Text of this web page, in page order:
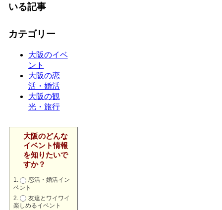
いる記事
カテゴリー
大阪のイベ
ント
大阪の恋
活・婚活
大阪の観
光・旅行
大阪のどんな
イベント情報
を知りたいで
すか？
恋活・婚活イン
ベント
友達とワイワイ
楽しめるイベント